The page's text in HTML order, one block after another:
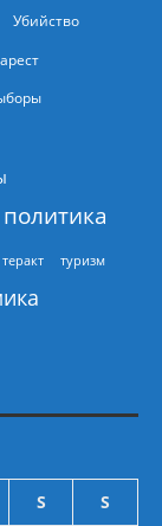
Убийство
арест
политика
теракт туризм
S S